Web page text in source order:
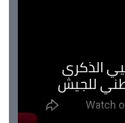
الذكرى
للجيش